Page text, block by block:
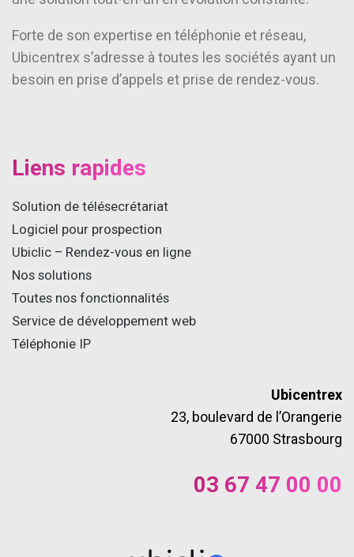
Forte de son expertise en téléphonie et réseau,
Ubicentrex s’adresse à toutes les sociétés ayant un
besoin en prise d’appels et prise de rendez-vous.
Liens rapides
Solution de télésecrétariat
Logiciel pour prospection
Ubiclic – Rendez-vous en ligne
Nos solutions
Toutes nos fonctionnalités
Service de développement web
Téléphonie IP
Ubicentrex
23, boulevard de l’Orangerie
67000 Strasbourg
03 67 47 00 00